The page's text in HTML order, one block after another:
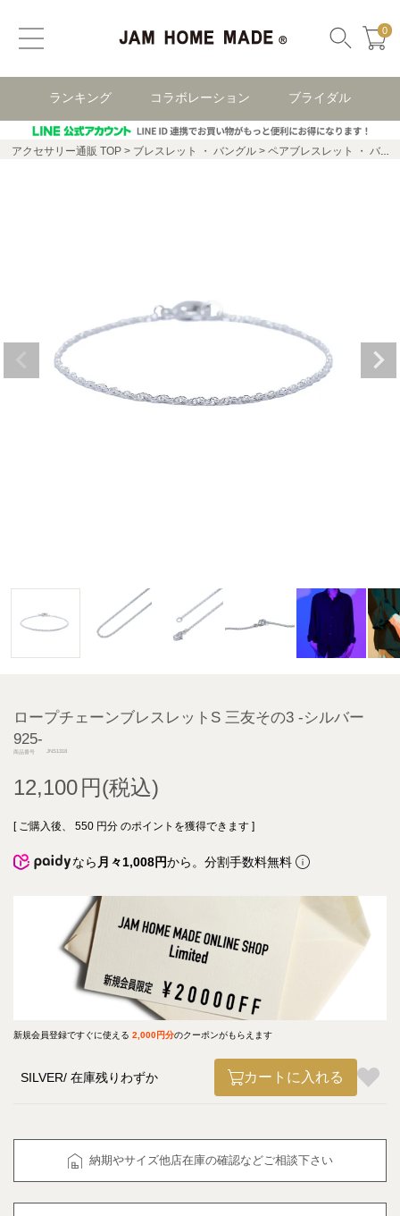
0
ランキング コラボレーション ブライダル
アクセサリー通販 TOP ブレスレット ・ バングル ペアブレスレット ・ バングル
ロープチェーンブレスレットS 三友その3 -シルバー
925-
商品番号 JNS1318
12,100
[ ご購入後、 550 円分 のポイントを獲得できます ]
なら 月々1,008円から。分割手数料無料
新規会員登録ですぐに使える 2,000円分のクーポンがもらえます
SILVER 在庫残りわずか カートに入れる
納期やサイズ他店在庫の確認などご相談下さい